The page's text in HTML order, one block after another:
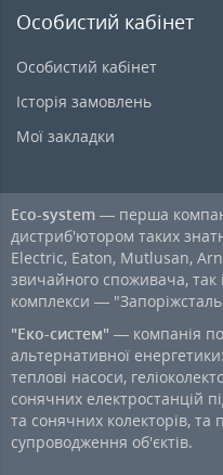
Особистий кабінет
Особистий кабінет
Історія замовлень
Мої закладки
Eco-system — перша
дистриб'ютором таких
Electric, Eaton, Mutlusan,
звичайного споживача, так
комплекси —
"Еко-систем" — компанія
альтернативної
теплові насоси,
сонячних електростанцій
та сонячних колекторів, та
супроводження об'єктів.